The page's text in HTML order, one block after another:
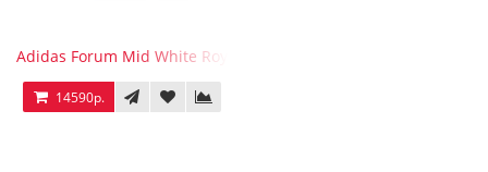
Adidas Forum Mid White Royal Blue
14590р.